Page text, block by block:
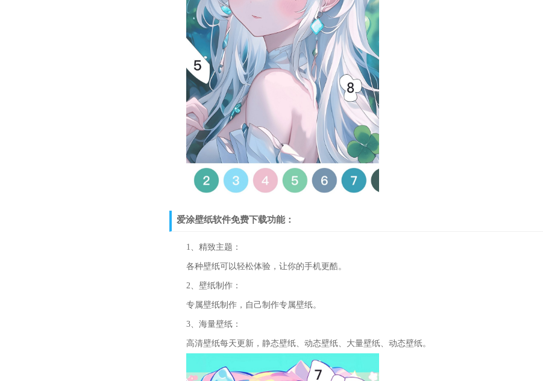
爱涂壁纸软件免费下载功能：
1、精致主题：
各种壁纸可以轻松体验，让你的手机更酷。
2、壁纸制作：
专属壁纸制作，自己制作专属壁纸。
3、海量壁纸：
高清壁纸每天更新，静态壁纸、动态壁纸、大量壁纸、动态壁纸。